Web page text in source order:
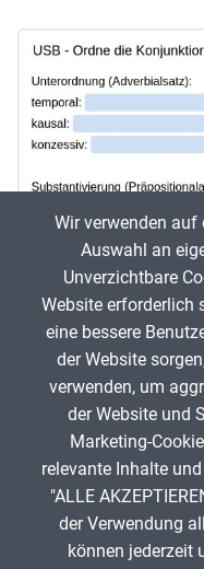
PPP als Participium
93
Wir verwenden auf
Auswahl an
Unverzichtbare
Website erforderlich
eine bessere
der Website
verwenden, um
der Website und
Marketing-
relevante Inhalte
"ALLE
der Verwendung
können jederzeit